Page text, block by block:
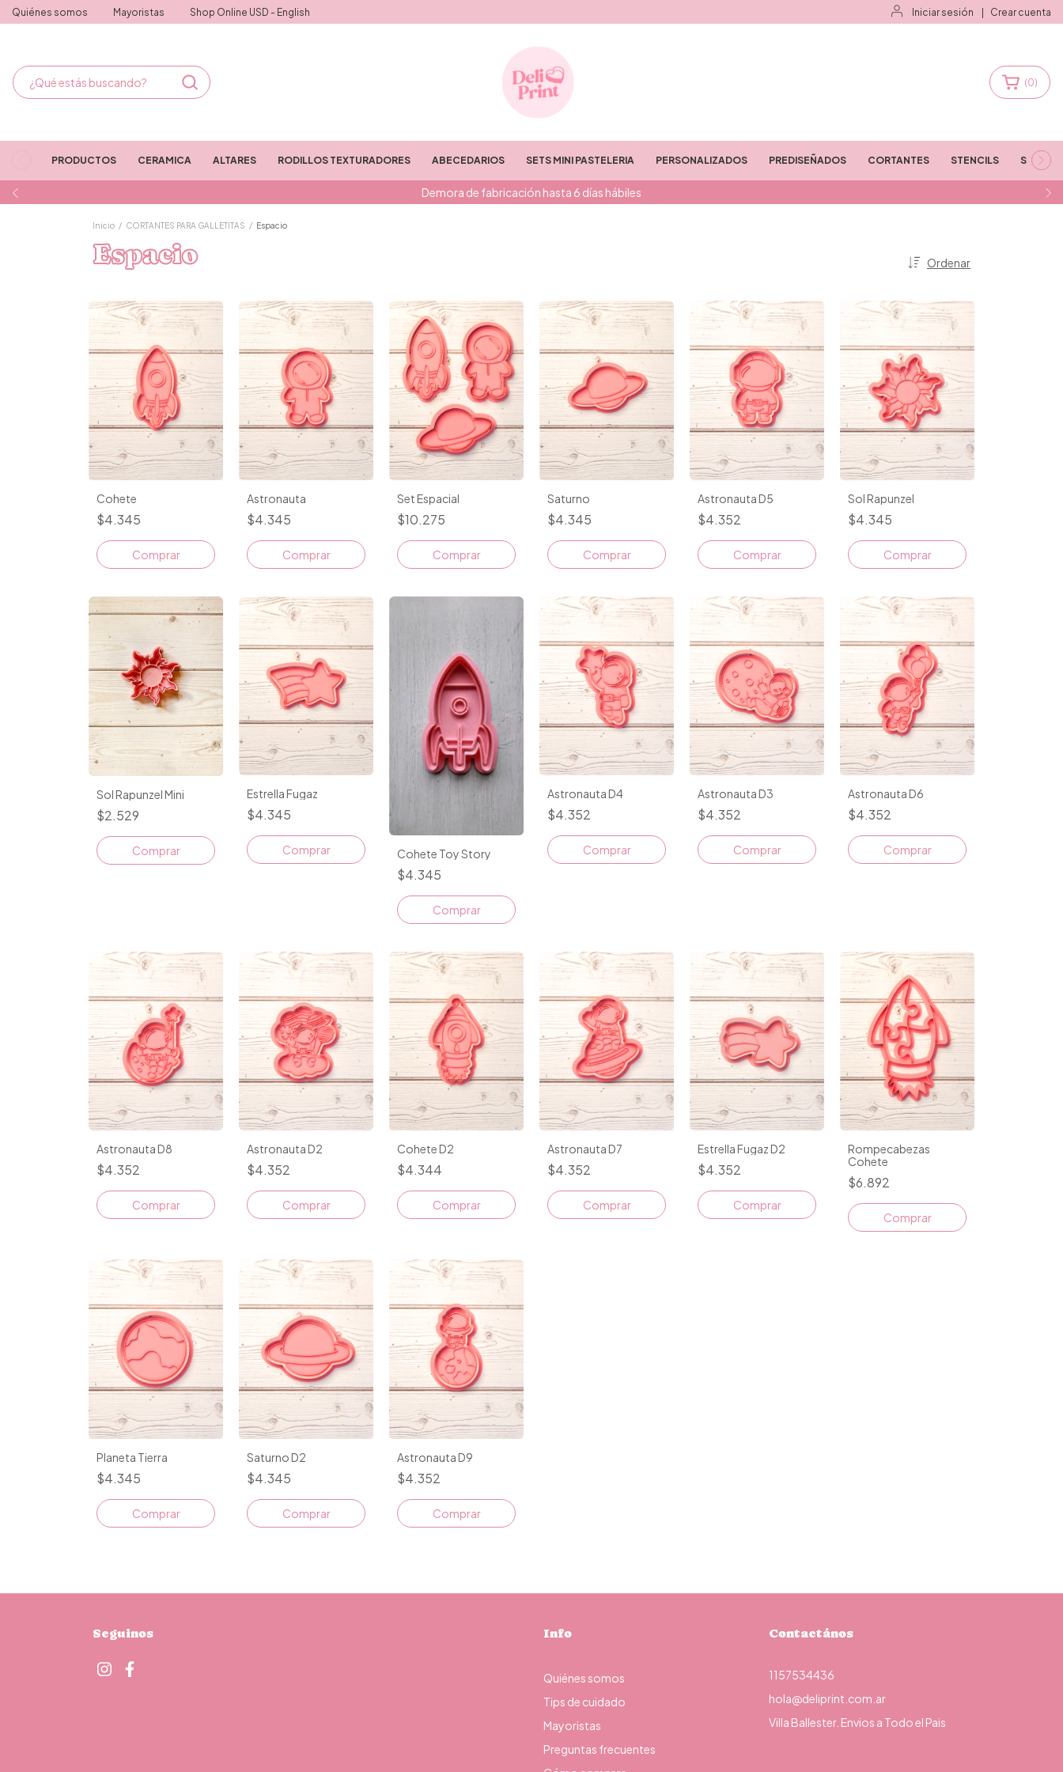
Quiénes somos Mayoristas Shop Online USD - English Iniciar sesión Crear cuenta
Demora de fabricación hasta 6 días hábiles
(0)
PRODUCTOS CERAMICA ALTARES RODILLOS TEXTURADORES ABECEDARIOS SETS MINI PASTELERIA PERSONALIZADOS PREDISEÑADOS CORTANTES STENCILS STAMPS
Inicio / CORTANTES PARA GALLETITAS / Espacio
Espacio Ordenar
Cohete
$4.345
Comprar
Astronauta
$4.345
Comprar
Set Espacial
$10.275
Saturno
$4.345
Comprar
Astronauta D5
$4.352
Comprar
Sol Rapunzel
$4.345
Comprar
Sol Rapunzel Mini
$2.529
Comprar
Estrella Fugaz
$4.345
Comprar Cohete Toy Story
$4.345
Comprar
Astronauta D4
$4.352
Comprar
Astronauta D3
$4.352
Comprar
Astronauta D6
$4.352
Comprar
Astronauta D8
$4.352
Comprar
Astronauta D2
$4.352
Comprar
Cohete D2
$4.344
Comprar
Astronauta D7
$4.352
Comprar
Estrella Fugaz D2
$4.352
Comprar
Rompecabezas
Cohete
$6.892
Comprar
Planeta Tierra
$4.345
Comprar
Saturno D2
$4.345
Comprar
Astronauta D9
$4.352
Comprar
Seguinos Info
Quiénes somos
Tips de cuidado
Mayoristas
Preguntas frecuentes
Contactános
1157534436
hola@deliprint.com.ar
Villa Ballester. Envios a Todo el Pais